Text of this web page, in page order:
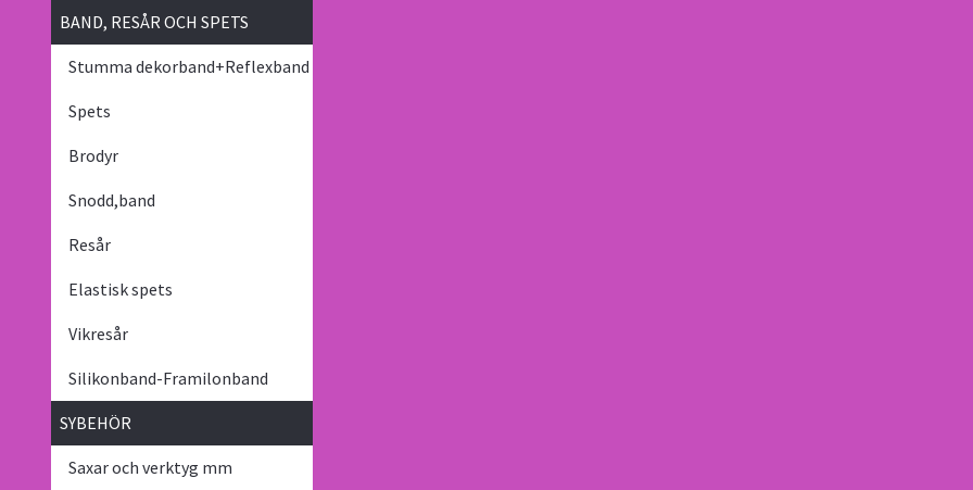
BAND, RESÅR OCH SPETS
Stumma dekorband+Reflexband
Spets
Brodyr
Snodd,band
Resår
Elastisk spets
Vikresår
Silikonband-Framilonband
SYBEHÖR
Saxar och verktyg mm